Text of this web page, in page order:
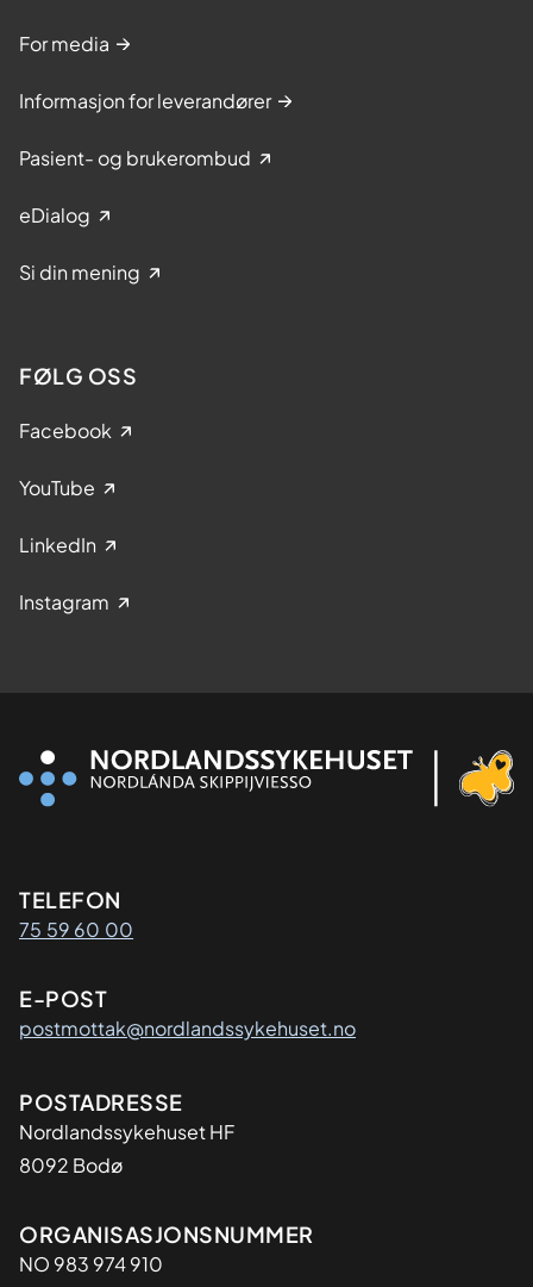
For media
Informasjon for leverandører
Pasient- og brukerombud
eDialog
Si din mening
FØLG OSS
Facebook
YouTube
LinkedIn
Instagram
Kontaktinformasjon
TELEFON
75 59 60 00
E-POST
postmottak@nordlandssykehuset.no
Adresse
POSTADRESSE
Nordlandssykehuset HF
8092 Bodø
Organisasjon
ORGANISASJONSNUMMER
NO 983 974 910